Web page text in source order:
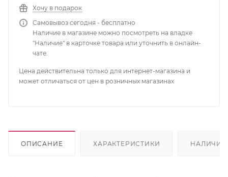
Хочу в подарок
Самовывоз сегодня - бесплатно
Наличие в магазине можно посмотреть на владке
"Наличие" в карточке товара или уточнить в онлайн-
чате.
Цена действительна только для интернет-магазина и
может отличаться от цен в розничных магазинах
ОПИСАНИЕ ХАРАКТЕРИСТИКИ НАЛИЧИЕ